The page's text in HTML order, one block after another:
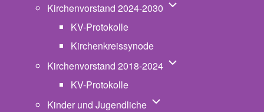
Kirchenvorstand 2024-2030 Unternavigation von
KV-Protokolle
Kirchenkreissynode
Kirchenvorstand 2018-2024 Unternavigation von
KV-Protokolle
Kinder und Jugendliche Unternavigation von